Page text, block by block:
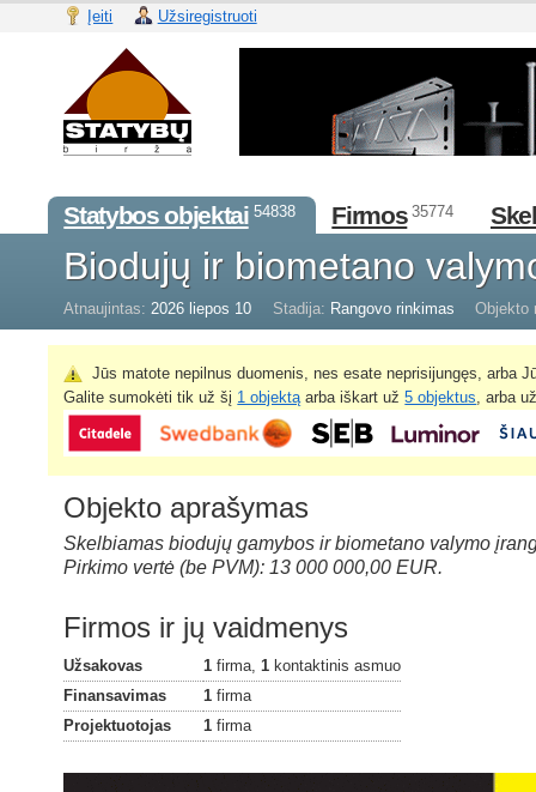
Įeiti Užsiregistruoti
Statybos objektai 54838 Firmos 35774
Biodujų ir biometano
Atnaujintas: 2026 liepos 10 Stadija: Rangovo rinkimas Objekto
Jūs matote nepilnus duomenis, nes esate neprisijungęs, arba
Galite sumokėti tik už šį 1 objektą arba iškart už5 objektus , arba
Objekto aprašymas
Skelbiamas biodujų gamybos ir biometano valymo
Pirkimo vertė (be PVM): 13 000 000,00 EUR.
Firmos ir jų vaidmenys
Užsakovas 1 firma, 1 kontaktinis asmuo
Finansavimas
1 firma
Projektuotojas
1 firma